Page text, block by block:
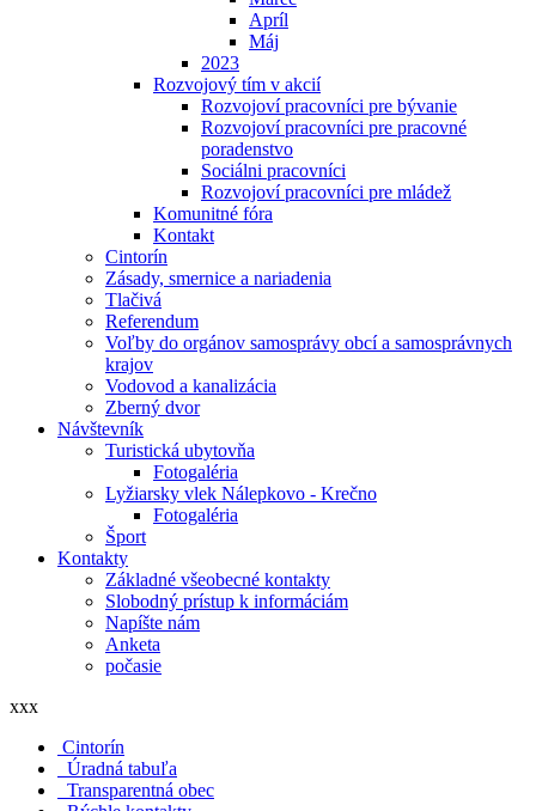
Apríl
Máj
2023
Rozvojový tím v akcií
Rozvojoví pracovníci pre bývanie
Rozvojoví pracovníci pre pracovné
poradenstvo
Sociálni pracovníci
Rozvojoví pracovníci pre mládež
Komunitné fóra
Kontakt
Cintorín
Zásady, smernice a nariadenia
Tlačivá
Referendum
Voľby do orgánov samosprávy obcí a samosprávnych
krajov
Vodovod a kanalizácia
Zberný dvor
Návštevník
Turistická ubytovňa
Fotogaléria
Lyžiarsky vlek Nálepkovo - Krečno
Fotogaléria
Šport
Kontakty
Základné všeobecné kontakty
Slobodný prístup k informáciám
Napíšte nám
Anketa
počasie
xxx
Cintorín
Úradná tabuľa
Transparentná obec